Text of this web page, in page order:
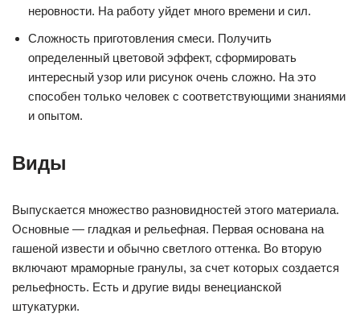
неровности. На работу уйдет много времени и сил.
Сложность приготовления смеси. Получить
определенный цветовой эффект, сформировать
интересный узор или рисунок очень сложно. На это
способен только человек с соответствующими знаниями
и опытом.
Виды
Выпускается множество разновидностей этого материала.
Основные — гладкая и рельефная. Первая основана на
гашеной извести и обычно светлого оттенка. Во вторую
включают мраморные гранулы, за счет которых создается
рельефность. Есть и другие виды венецианской
штукатурки.